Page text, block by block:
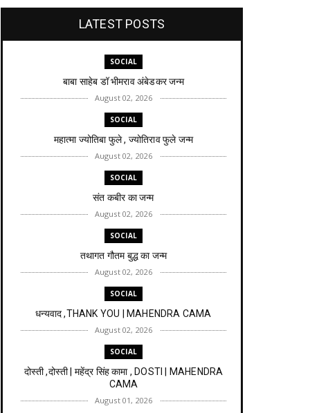
LATEST POSTS
SOCIAL
बाबा साहेब डॉ भीमराव अंबेडकर जन्म
August 02, 2026
SOCIAL
महात्मा ज्योतिबा फुले , ज्योतिराव फुले जन्म
August 02, 2026
SOCIAL
संत कबीर का जन्म
August 02, 2026
SOCIAL
तथागत गौतम बुद्ध का जन्म
August 02, 2026
SOCIAL
धन्यवाद ,THANK YOU | MAHENDRA CAMA
August 02, 2026
SOCIAL
दोस्ती ,दोस्ती | महेंद्र सिंह कामा , DOSTI | MAHENDRA
CAMA
August 01, 2026